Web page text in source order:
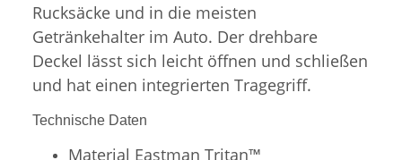
Rucksäcke und in die meisten
Getränkehalter im Auto. Der drehbare
Deckel lässt sich leicht öffnen und schließen
und hat einen integrierten Tragegriff.
Technische Daten
Material Eastman Tritan™